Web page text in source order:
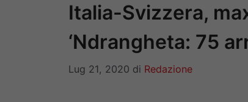
Italia-Svizzera,
‘Ndrangheta: 75
Lug 21, 2020 di Redazione